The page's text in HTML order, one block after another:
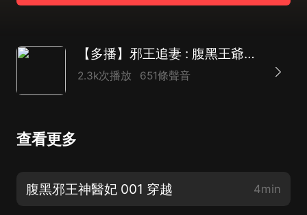
【多播】邪王追妻 : 腹黑王爺神醫妃
2.3k次播放 651條聲音
查看更多
腹黑邪王神醫妃 001 穿越 4min